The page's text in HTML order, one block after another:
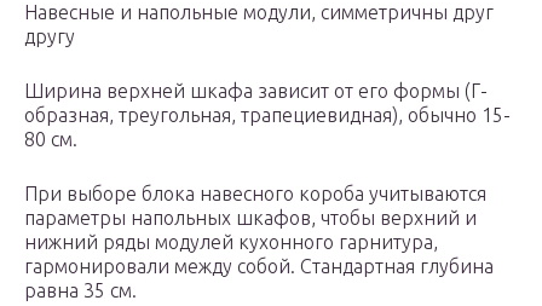
Навесные и напольные модули, симметричны друг
другу
Ширина верхней шкафа зависит от его формы (Г-
образная, треугольная, трапециевидная), обычно 15-
80 см.
При выборе блока навесного короба учитываются
параметры напольных шкафов, чтобы верхний и
нижний ряды модулей кухонного гарнитура,
гармонировали между собой. Стандартная глубина
равна 35 см.